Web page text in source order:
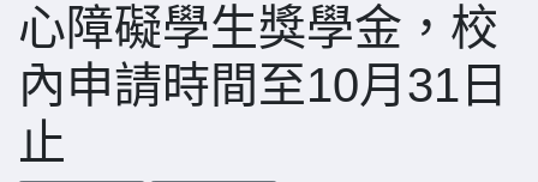
心障礙學生獎學金，校
內申請時間至10月31日
止